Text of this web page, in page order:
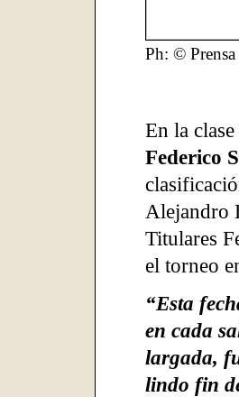
Ph: ©
En la
Federico
Alejandro
Titulares
el torneo
“Esta
en cada
largada,
lindo fin